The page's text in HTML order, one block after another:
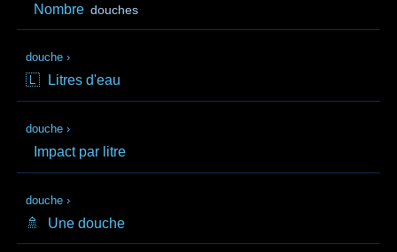
Nombre douches
douche ›
🇱 Litres d'eau
douche ›
Impact par litre
douche ›
🚿 Une douche